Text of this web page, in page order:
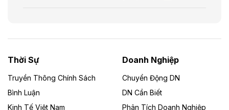
Dự án Nhà máy xử lý rác và phát điện Bắc Giang do
Công ty TNHH Năng lượng môi trường Bắc Giang làm
Thời Sự
Truyền Thông Chính Sách
Bình Luận
Kinh Tế Việt Nam
Doanh Nghiệp
Chuyển Động DN
DN Cần Biết
Phân Tích Doanh Nghiệp